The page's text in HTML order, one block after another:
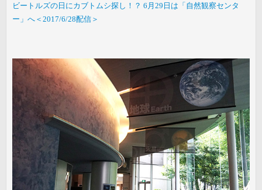
ビートルズの日にカブトムシ探し！？ 6月29日は「自然観察センタ
ー」へ＜2017/6/28配信＞